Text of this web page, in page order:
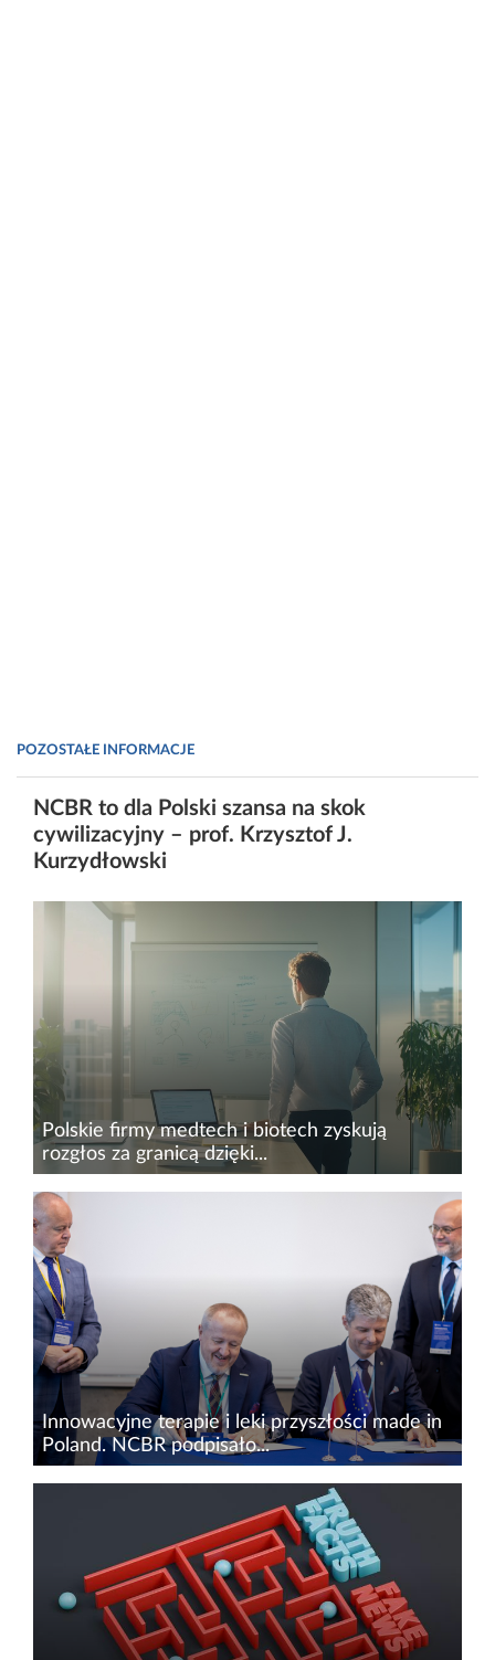
POZOSTAŁE INFORMACJE
NCBR to dla Polski szansa na skok
cywilizacyjny – prof. Krzysztof J.
Kurzydłowski
Polskie firmy medtech i biotech zyskują
rozgłos za granicą dzięki...
Rosnący eksport oraz nakłady na działania B+R
– tak wygląda obecnie polski rynek
biotech&nbsp;oraz medtech. Przedsiębiorstwa z
tych sektorów odnoszą sukcesy nie tylko w
Polsce, ale także na rynkach...
Innowacyjne terapie i leki przyszłości made in
Poland. NCBR podpisało...
W wyniku pozytywnej oceny w konkursie
„Ścieżka SMART – Projekty realizowane w
konsorcjach” Narodowe Centrum Badań i
Rozwoju oraz Selvita S.A. podpisały umowę o
dofinansowanie projektu ukierunkowanego...